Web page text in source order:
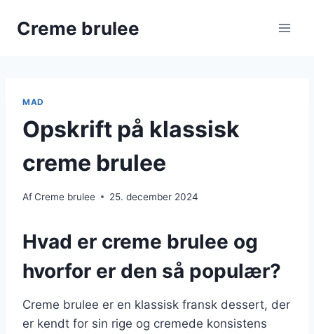
Creme brulee
MAD
Opskrift på klassisk
creme brulee
AfCreme brulee 25. december 2024
Hvad er creme brulee og
hvorfor er den så populær?
Creme brulee er en klassisk fransk dessert, der
er kendt for sin rige og cremede konsistens